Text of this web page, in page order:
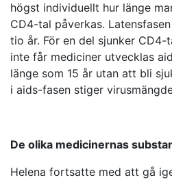
högst individuellt hur länge
CD4-tal påverkas.
tio år. För en del sjunker
inte får mediciner utvecklas
länge som 15 år utan att bli
i aids-fasen stiger
De olika medicinernas
Helena fortsatte med att gå